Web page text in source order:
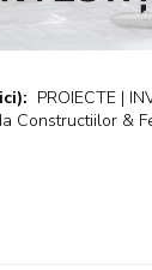
PROIECTE |
Constructiilor &